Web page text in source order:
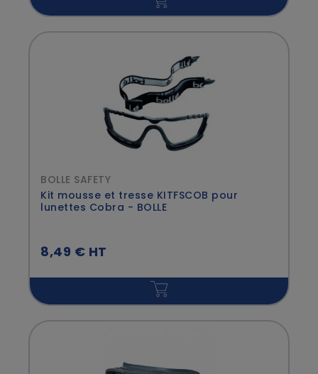
BOLLE SAFETY
Kit mousse et tresse KITFSCOB pour
lunettes Cobra - BOLLE
8,49 € HT